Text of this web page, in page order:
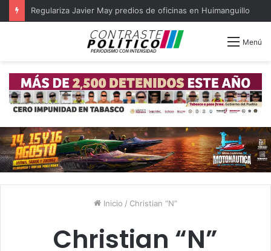
Regulariza Javier May predios de oficinas en Huimanguillo
Menú
Inicio / Christian “N”
Christian “N”